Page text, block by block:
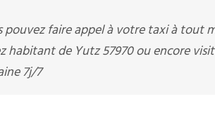
pouvez faire appel à votre taxi à tout
habitant de Yutz 57970 ou encore
7j/7